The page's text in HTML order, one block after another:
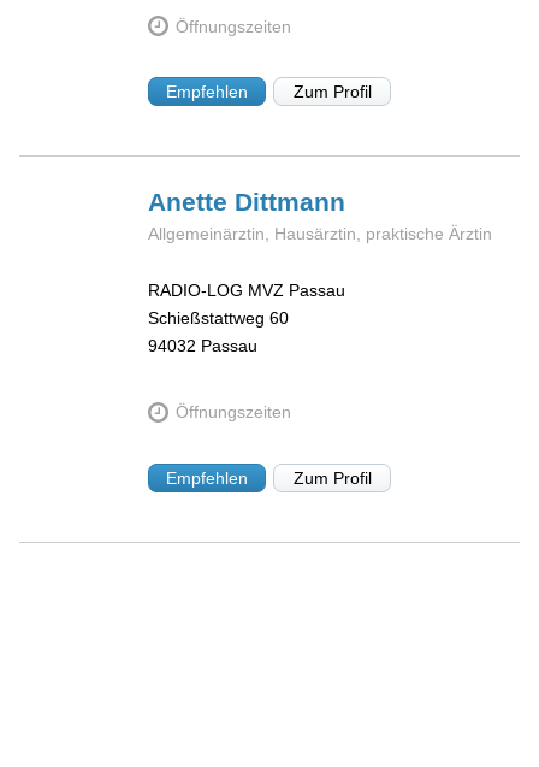
Öffnungszeiten
Empfehlen Zum Profil
Anette Dittmann
Allgemeinärztin, Hausärztin, praktische Ärztin
RADIO-LOG MVZ Passau
Schießstattweg 60
94032 Passau
Öffnungszeiten
Empfehlen Zum Profil